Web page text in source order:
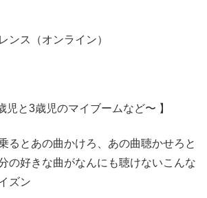
ンス（オンライン）
児と3歳児のマイブームなど〜 】
るとあの曲かけろ、あの曲聴かせろと
の好きな曲がなんにも聴けないこんな
ズン